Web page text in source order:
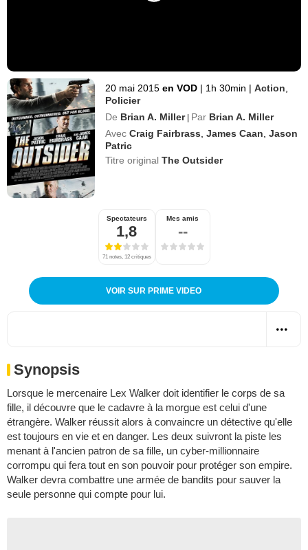
20 mai 2015 en VOD | 1h 30min | Action
Policier
De Brian A. Miller | Par Brian A. Miller
Avec Craig Fairbrass ,James Caan ,Jason
Patric
Titre originalThe Outsider
Spectateurs
1,8
71 notes, 12 critiques
Mes amis
--
VOIR SUR PRIME VIDEO
Synopsis
Lorsque le mercenaire Lex Walker doit identifier le corps de sa
fille, il découvre que le cadavre à la morgue est celui d'une
étrangère. Walker réussit alors à convaincre un détective qu'elle
est toujours en vie et en danger. Les deux suivront la piste les
menant à l'ancien patron de sa fille, un cyber-millionnaire
corrompu qui fera tout en son pouvoir pour protéger son empire.
Walker devra combattre une armée de bandits pour sauver la
seule personne qui compte pour lui.